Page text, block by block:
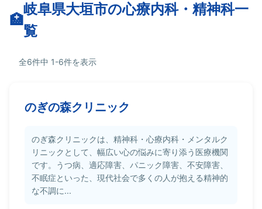
岐阜県大垣市の心療内科・精神科一
覧
全6件中 1-6件を表示
のぎの森クリニック
のぎ森クリニックは、精神科・心療内科・メンタルク
リニックとして、幅広い心の悩みに寄り添う医療機関
です。うつ病、適応障害、パニック障害、不安障害、
不眠症といった、現代社会で多くの人が抱える精神的
な不調に...